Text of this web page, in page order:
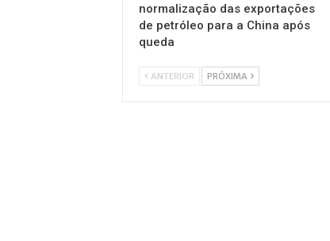
normalização das exportações
de petróleo para a China após
queda
ANTERIOR PRÓXIMA